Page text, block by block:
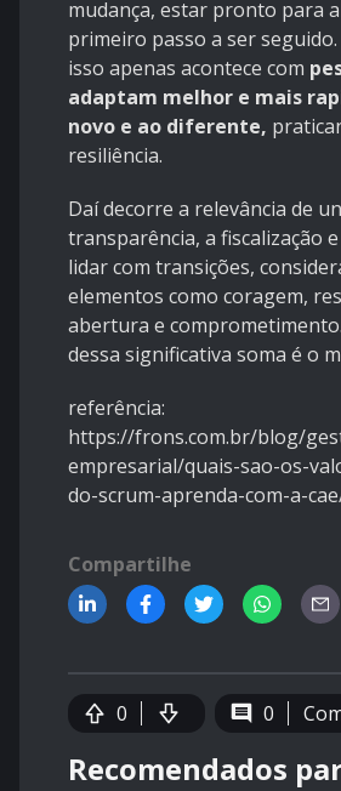
mudança, estar pronto para
primeiro passo a ser
isso apenas acontece com
adaptam melhor e mais
novo e ao diferente,
resiliência.
Daí decorre a relevância de
transparência, a fiscalização
lidar com transições,
elementos como coragem,
abertura e
dessa significativa soma é o
referência:
https://frons.com.br/blog/
empresarial/quais-sao-os-
do-scrum-aprenda-com-a-
Compartilhe
0 0
Recomendados